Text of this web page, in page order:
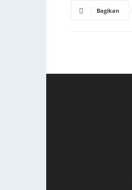
Bagikan